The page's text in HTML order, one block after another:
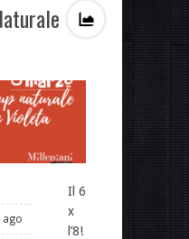
ago
Il 6
x
l’8!